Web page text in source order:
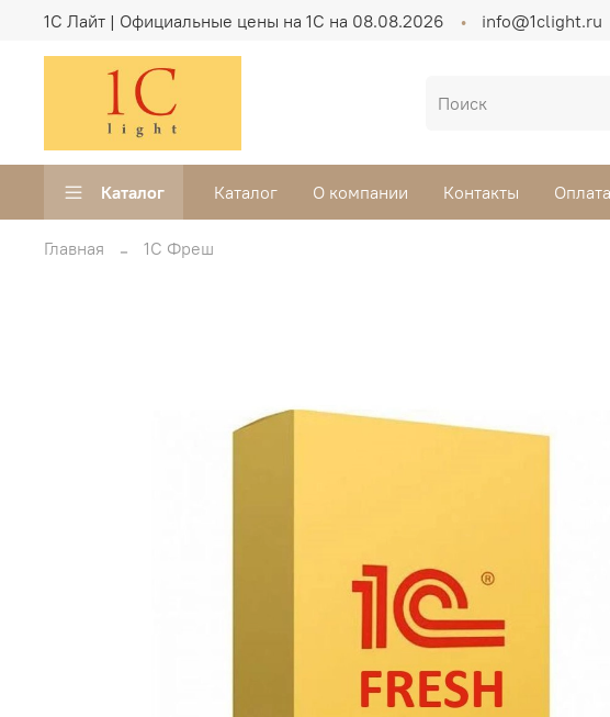
1C Лайт | Официальные цены на 1С на 08.08.2026 info@1clight.ru
Каталог Каталог О компании Контакты Оплата
Главная 1С Фреш